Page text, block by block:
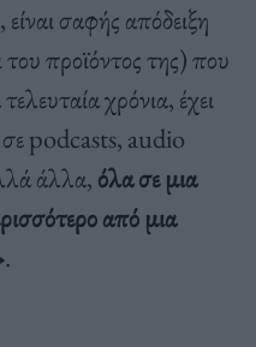
σαφής απόδειξη
του προϊόντος της) που
χρόνια, έχει
σε podcasts, audio
άλλα, όλα σε μια
από μια
.